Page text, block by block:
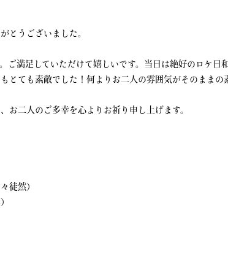
とうございました。
ご満足していただけて嬉しいです。当日は絶好のロケ日
とても素敵でした！何よりお二人の雰囲気がそのままの
お二人のご多幸を心よりお祈り申し上げます。
徒然）